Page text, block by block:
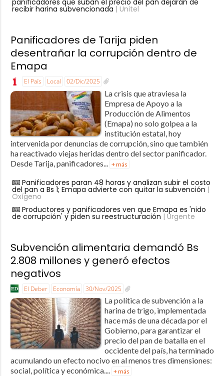
recibir harina subvencionada | Unitel
Panificadores de Tarija piden
desentrañar la corrupción dentro de
Emapa
El País Local 02/Dic/2025
La crisis que atraviesa la
Empresa de Apoyo a la
Producción de Alimentos
(Emapa) no solo golpea a la
institución estatal, hoy
intervenida por denuncias de corrupción, sino que también
ha reactivado viejas heridas dentro del sector panificador.
Desde Tarija, panificadores...
+ más
Panificadores paran 48 horas y analizan subir el costo
del pan a Bs 1; Emapa advierte con quitar la subvención |
Oxígeno
Productores y panificadores ven que Emapa es 'nido
de corrupción' y piden su reestructuración | Urgente
Subvención alimentaria demandó Bs
2.808 millones y generó efectos
negativos
El Deber Economía 30/Nov/2025
La política de subvención a la
harina de trigo, implementada
hace más de una década por el
Gobierno, para garantizar el
precio del pan de batalla en el
occidente del país, ha terminado
acumulando un efecto nocivo en al menos tres dimensiones:
social, política y económica.... + más